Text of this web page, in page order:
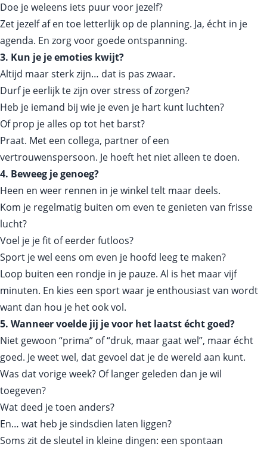
Doe je weleens iets puur voor jezelf?
Zet jezelf af en toe letterlijk op de planning. Ja, écht in je
agenda. En zorg voor goede ontspanning.
3. Kun je je emoties kwijt?
Altijd maar sterk zijn… dat is pas zwaar.
Durf je eerlijk te zijn over stress of zorgen?
Heb je iemand bij wie je even je hart kunt luchten?
Of prop je alles op tot het barst?
Praat. Met een collega, partner of een
vertrouwenspersoon. Je hoeft het niet alleen te doen.
4. Beweeg je genoeg?
Heen en weer rennen in je winkel telt maar deels.
Kom je regelmatig buiten om even te genieten van frisse
lucht?
Voel je je fit of eerder futloos?
Sport je wel eens om even je hoofd leeg te maken?
Loop buiten een rondje in je pauze. Al is het maar vijf
minuten. En kies een sport waar je enthousiast van wordt
want dan hou je het ook vol.
5. Wanneer voelde jij je voor het laatst écht goed?
Niet gewoon “prima” of “druk, maar gaat wel”, maar écht
goed. Je weet wel, dat gevoel dat je de wereld aan kunt.
Was dat vorige week? Of langer geleden dan je wil
toegeven?
Wat deed je toen anders?
En… wat heb je sindsdien laten liggen?
Soms zit de sleutel in kleine dingen: een spontaan